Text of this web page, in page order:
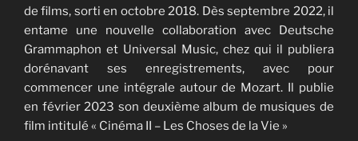
de films, sorti en octobre 2018. Dès septembre 2022, il
entame une nouvelle collaboration avec Deutsche
Grammaphon et Universal Music, chez qui il publiera
dorénavant ses enregistrements, avec pour
commencer une intégrale autour de Mozart. Il publie
en février 2023 son deuxième album de musiques de
film intitulé « Cinéma II – Les Choses de la Vie »